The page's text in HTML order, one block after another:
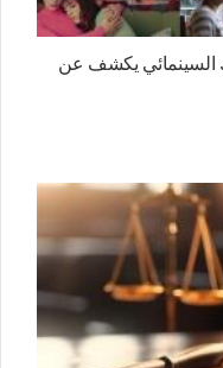
نيويورك السينمائي يكشف عن